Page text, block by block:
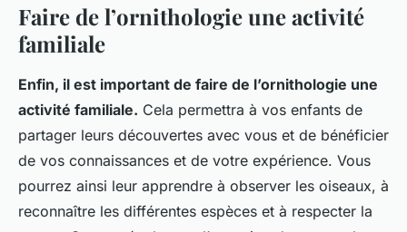
Faire de l’ornithologie une activité
familiale
Enfin, il est important de faire de l’ornithologie une
activité familiale. Cela permettra à vos enfants de
partager leurs découvertes avec vous et de bénéficier
de vos connaissances et de votre expérience. Vous
pourrez ainsi leur apprendre à observer les oiseaux, à
reconnaître les différentes espèces et à respecter la